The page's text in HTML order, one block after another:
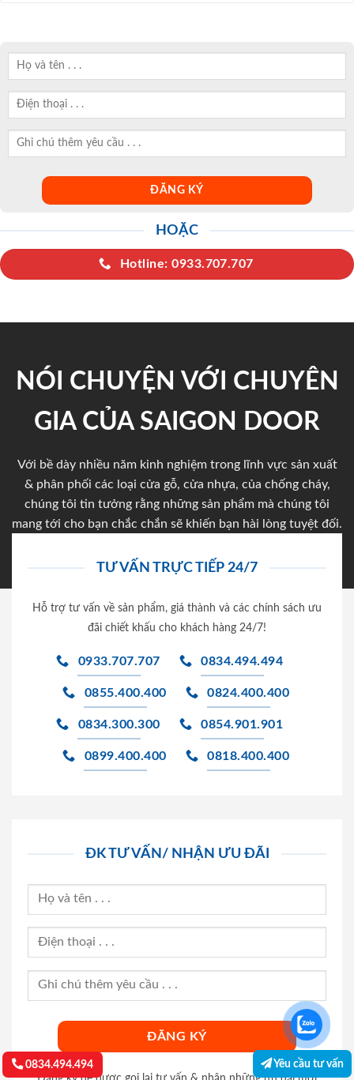
HOẶC
Hotline: 0933.707.707
NÓI CHUYỆN VỚI CHUYÊN
GIA CỦA SAIGON DOOR
Với bề dày nhiều năm kinh nghiệm trong lĩnh vực sản xuất
& phân phối các loại cửa gỗ, cửa nhựa, của chống cháy,
chúng tôi tin tưởng rằng những sản phẩm mà chúng tôi
mang tới cho bạn chắc chắn sẽ khiến bạn hài lòng tuyệt đối.
TƯ VẤN TRỰC TIẾP 24/7
Hỗ trợ tư vấn về sản phẩm, giá thành và các chính sách ưu
đãi chiết khấu cho khách hàng 24/7!
0933.707.707 0834.494.494
0855.400.400 0824.400.400
0834.300.300 0854.901.901
0899.400.400 0818.400.400
ĐK TƯ VẤN/ NHẬN ƯU ĐÃI
0834.494.494 Yêu cầu tư vấn